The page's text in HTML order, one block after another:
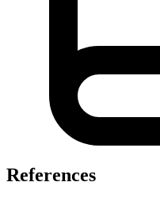
References